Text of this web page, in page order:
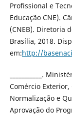
Profissional e
Educação CNE).
(CNEB). Diretoria
Brasília, 2018.
em:http://
___________.
Comércio
Normalização e
Aprovação do